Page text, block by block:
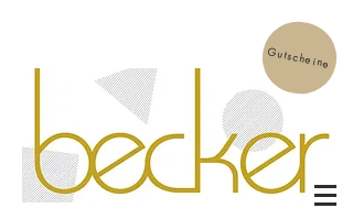
Gutscheine